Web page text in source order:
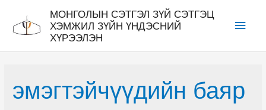
content
МОНГОЛЫН СЭТГЭЛ ЗҮЙ СЭТГЭЦ
ХЭМЖИЛ ЗҮЙН ҮНДЭСНИЙ
ХҮРЭЭЛЭН
Main
эмэгтэйчүүдийн баяр